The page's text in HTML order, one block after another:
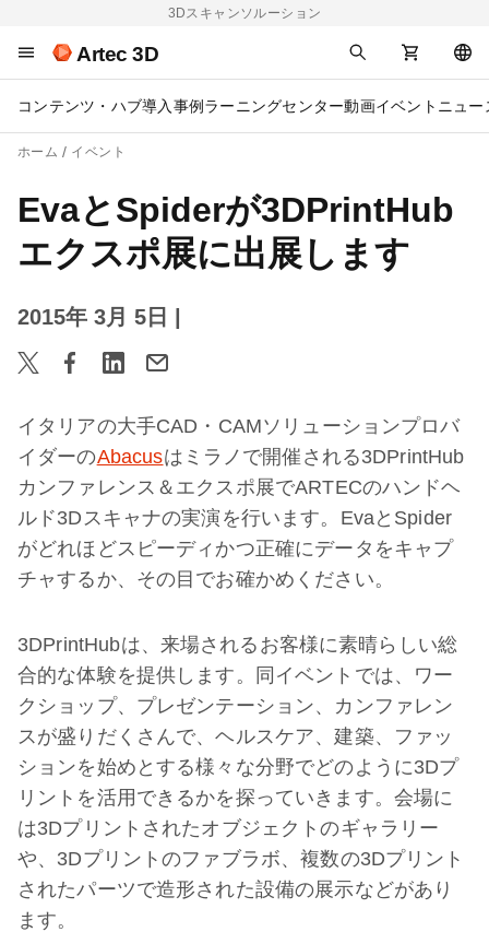
3Dスキャンソルーション
Artec 3D
コンテンツ・ハブ導入事例 ラーニングセンター動画イベント ニュー
ホーム イベント
EvaとSpiderが3DPrintHub
エクスポ展に出展します
2015年 3月 5日
イタリアの大手CAD・CAMソリューションプロバ
イダーのAbacusはミラノで開催される3DPrintHub
カンファレンス＆エクスポ展でARTECのハンドヘ
ルド3Dスキャナの実演を行います。EvaとSpider
がどれほどスピーディかつ正確にデータをキャプ
チャするか、その目でお確かめください。
3DPrintHubは、来場されるお客様に素晴らしい総
合的な体験を提供します。同イベントでは、ワー
クショップ、プレゼンテーション、カンファレン
スが盛りだくさんで、ヘルスケア、建築、ファッ
ションを始めとする様々な分野でどのように3Dプ
リントを活用できるかを探っていきます。会場に
は3Dプリントされたオブジェクトのギャラリー
や、3Dプリントのファブラボ、複数の3Dプリント
されたパーツで造形された設備の展示などがあり
ます。